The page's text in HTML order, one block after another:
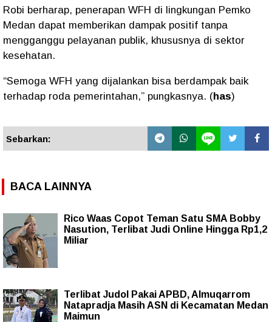
Robi berharap, penerapan WFH di lingkungan Pemko
Medan dapat memberikan dampak positif tanpa
mengganggu pelayanan publik, khususnya di sektor
kesehatan.
“Semoga WFH yang dijalankan bisa berdampak baik
terhadap roda pemerintahan,” pungkasnya. (has)
Sebarkan:
BACA LAINNYA
Rico Waas Copot Teman Satu SMA Bobby
Nasution, Terlibat Judi Online Hingga Rp1,2
Miliar
Terlibat Judol Pakai APBD, Almuqarrom
Natapradja Masih ASN di Kecamatan Medan
Maimun